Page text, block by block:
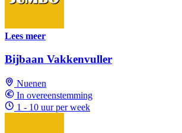
Lees meer
Bijbaan Vakkenvuller
Nuenen
In overeenstemming
1 - 10 uur per week